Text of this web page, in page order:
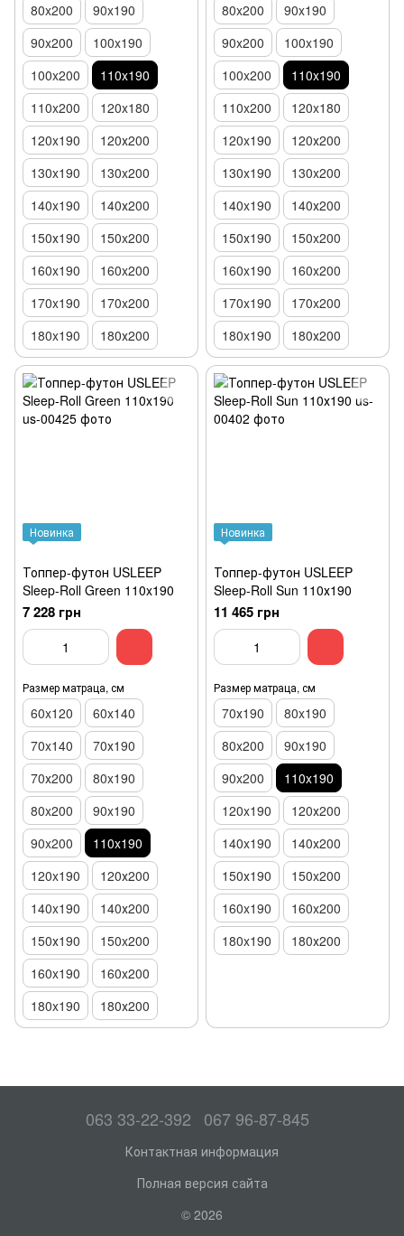
80x200
90x190
90x200
100x190
100x200
110x190
110x200
120x180
120x190
120х200
130x190
130x200
140x190
140х200
150х190
150x200
160x190
160x200
170x190
170x200
180x190
180х200
80x200
90x190
90x200
100x190
100x200
110x190
110x200
120x180
120x190
120х200
130x190
130x200
140x190
140х200
150х190
150x200
160x190
160x200
170x190
170x200
180x190
180х200
Новинка
Топпер-футон USLEEP
Sleep-Roll Green 110x190
7 228 грн
Размер матраца, см
60x120
60x140
70x140
70х190
70х200
80x190
80x200
90x190
90x200
110x190
120x190
120х200
140x190
140х200
150х190
150x200
160x190
160x200
180x190
180х200
Новинка
Топпер-футон USLEEP
Sleep-Roll Sun 110х190
11 465 грн
Размер матраца, см
70х190
80x190
80x200
90x190
90x200
110x190
120x190
120х200
140x190
140х200
150х190
150x200
160x190
160x200
180x190
180х200
063 33-22-392 067 96-87-845
Контактная информация
Полная версия сайта
© 2026